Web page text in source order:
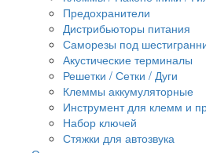
Предохранители
Дистрибьюторы питания
Саморезы под
Акустические терминалы
Решетки / Сетки / Дуги
Клеммы аккумуляторные
Инструмент для клемм и
Набор ключей
Стяжки для автозвука